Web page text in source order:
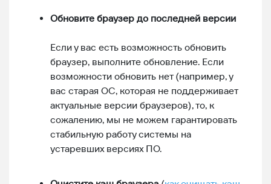
Обновите браузер до последней версии
Если у вас есть возможность обновить
браузер, выполните обновление. Если
возможности обновить нет (например, у
вас старая ОС, которая не поддерживает
актуальные версии браузеров), то, к
сожалению, мы не можем гарантировать
стабильную работу системы на
устаревших версиях ПО.